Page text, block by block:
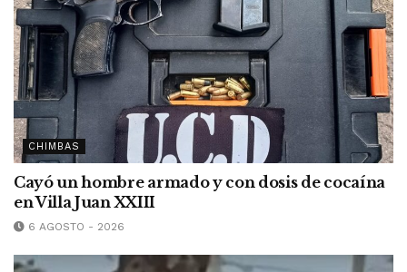
CHIMBAS
Cayó un hombre armado y con dosis de cocaína
en Villa Juan XXIII
6 AGOSTO - 2026